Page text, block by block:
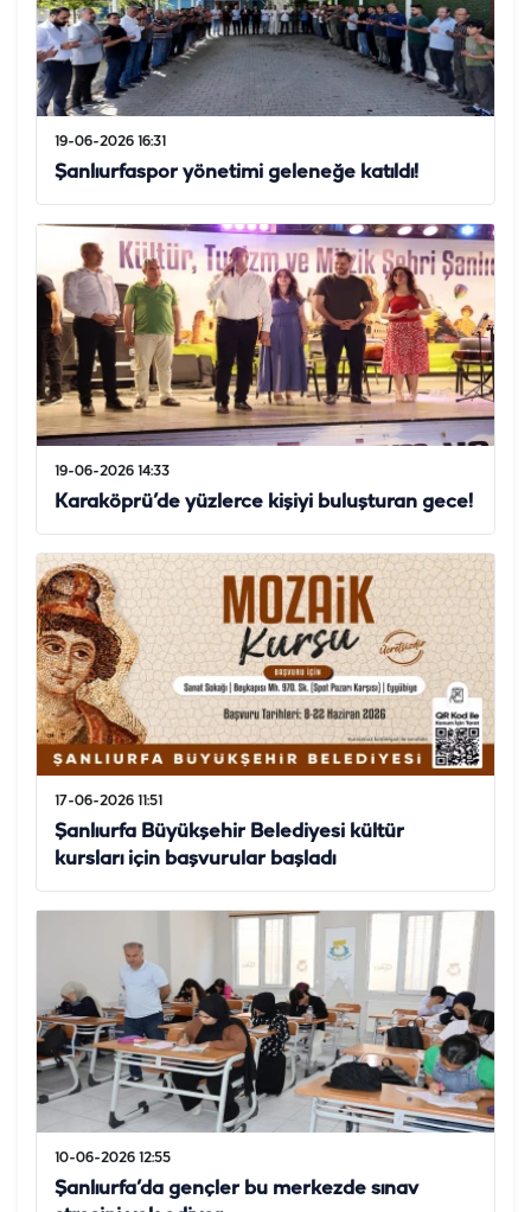
19-06-2026 16:31
Şanlıurfaspor yönetimi geleneğe katıldı!
19-06-2026 14:33
Karaköprü’de yüzlerce kişiyi buluşturan gece!
17-06-2026 11:51
Şanlıurfa Büyükşehir Belediyesi kültür
kursları için başvurular başladı
10-06-2026 12:55
Şanlıurfa’da gençler bu merkezde sınav